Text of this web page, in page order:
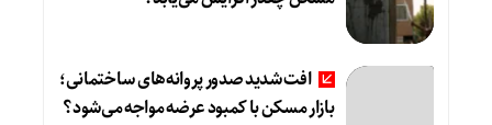
افت شدید صدور پروانه‌های ساختمانی؛
بازار مسکن با کمبود عرضه مواجه می‌شود؟